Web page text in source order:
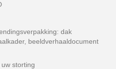
dak
beeldverhaaldocument
storting